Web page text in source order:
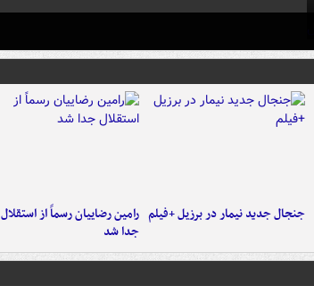
جنجال جدید نیمار در برزیل +فیلم رامین رضاییان رسماً از استقلال
جدا شد